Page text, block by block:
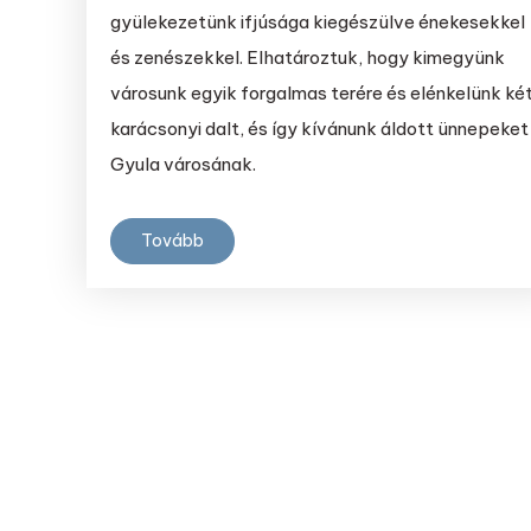
gyülekezetünk ifjúsága kiegészülve énekesekkel
és zenészekkel. Elhatároztuk, hogy kimegyünk
városunk egyik forgalmas terére és elénkelünk
karácsonyi dalt, és így kívánunk áldott ünnepeket
Gyula városának.
Tovább